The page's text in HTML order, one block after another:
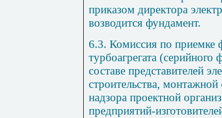
приказом директора
возводится фундамент.
6.3. Комиссия по приемке
турбоагрегата (серийного
составе представителей
строительства, монтажной
надзора проектной
предприятий-